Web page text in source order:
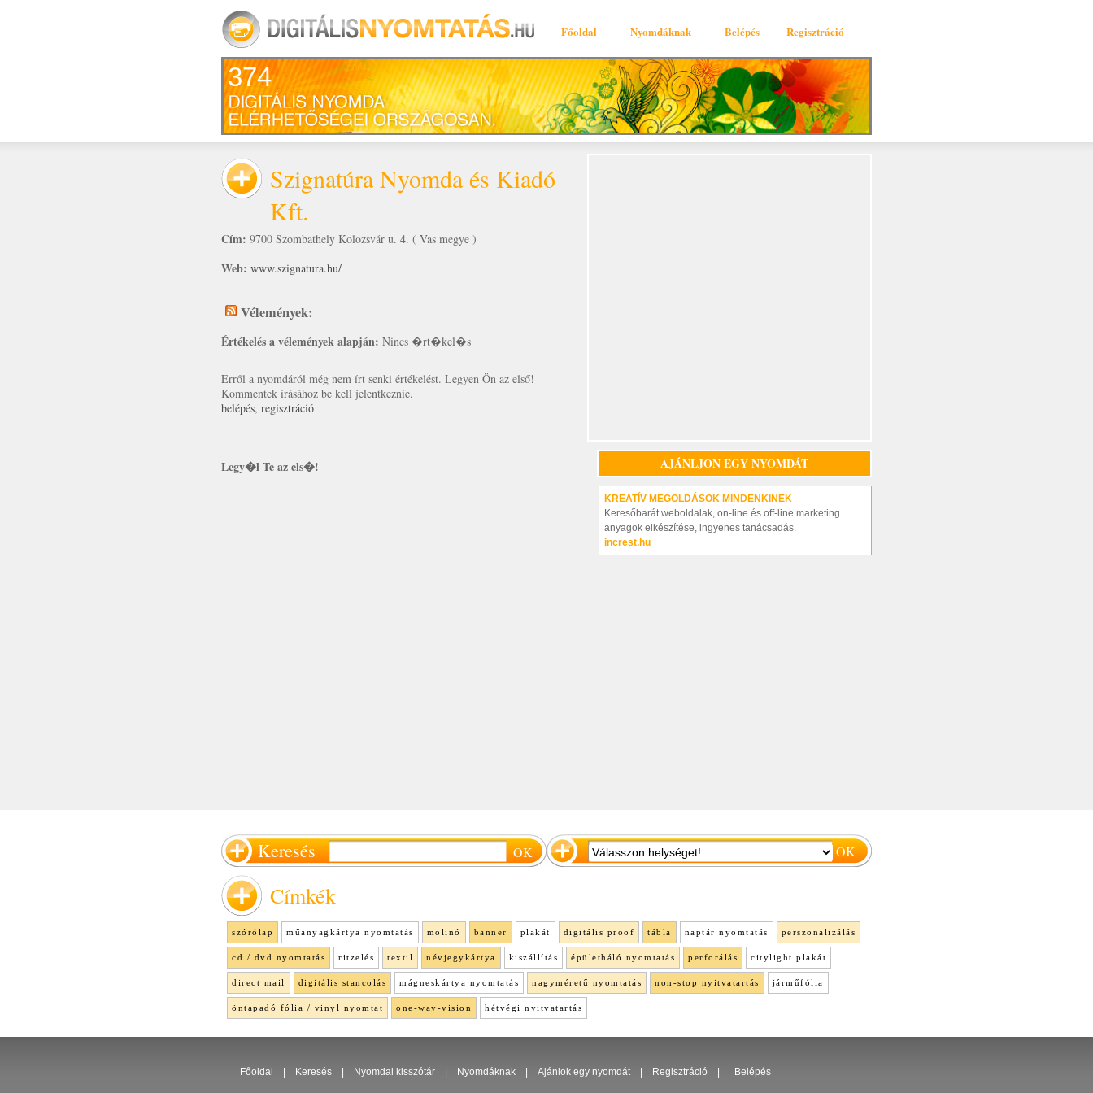
Főoldal Nyomdáknak Belépés Regisztráció
374
Szignatúra Nyomda és Kiadó
Kft.
Cím: 9700 Szombathely Kolozsvár u. 4. ( Vas megye )
Web: www.szignatura.hu/
Vélemények:
Értékelés a vélemények alapján: Nincs �rt�kel�s
Erről a nyomdáról még nem írt senki értékelést. Legyen Ön az első!
Kommentek írásához be kell jelentkeznie.
belépés, regisztráció
Legy�l Te az els�! AJÁNLJON EGY NYOMDÁT
KREATÍV MEGOLDÁSOK MINDENKINEK
Keresőbarát weboldalak, on-line és off-line marketing
anyagok elkészítése, ingyenes tanácsadás.
increst.hu
Keresés
Címkék
szórólap műanyagkártya nyomtatás molinó banner plakát digitális proof tábla naptár nyomtatás perszonalizálás
cd / dvd nyomtatás ritzelés textil névjegykártya kiszállítás épületháló nyomtatás perforálás citylight plakát
direct mail digitális stancolás mágneskártya nyomtatás nagyméretű nyomtatás non-stop nyitvatartás járműfólia
öntapadó fólia / vinyl nyomtat one-way-vision hétvégi nyitvatartás
Főoldal Keresés Nyomdai kisszótár Nyomdáknak Ajánlok egy nyomdát Regisztráció Belépés